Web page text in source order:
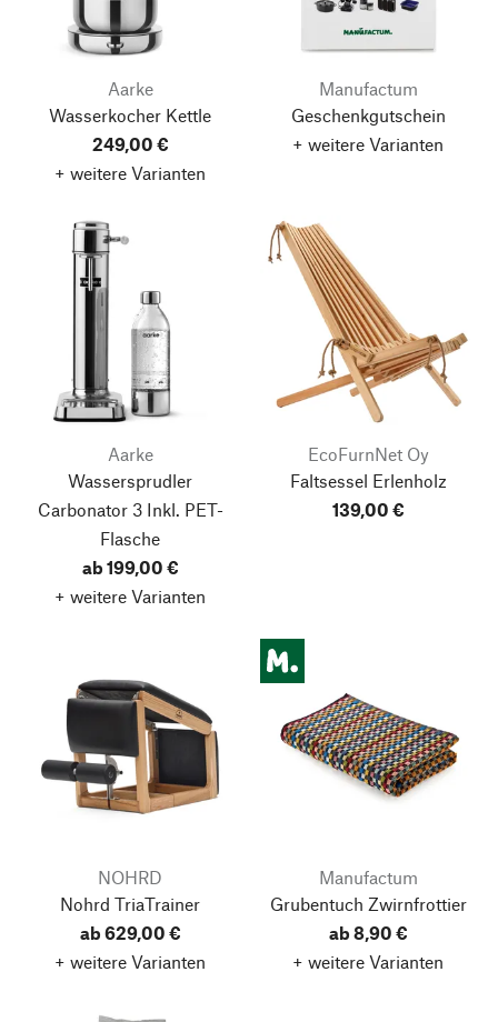
Aarke
Wasserkocher Kettle
249,00 €
+ weitere Varianten
Manufactum
Geschenkgutschein
+ weitere Varianten
Aarke
Wassersprudler
Carbonator 3Inkl. PET-
Flasche
ab 199,00 €
+ weitere Varianten
EcoFurnNet Oy
Faltsessel Erlenholz
139,00 €
NOHRD
Nohrd TriaTrainer
ab 629,00 €
+ weitere Varianten
Manufactum
Grubentuch Zwirnfrottier
ab 8,90 €
+ weitere Varianten